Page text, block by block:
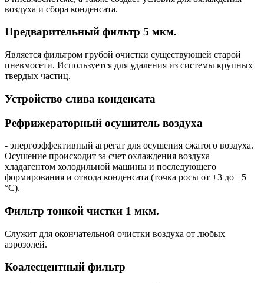
воздуха и сбора конденсата.
Предварительный фильтр 5 мкм.
Является фильтром грубой очистки существующей старой
пневмосети. Используется для удаления из системы крупных
твердых частиц.
Устройство слива конденсата
Рефрижераторный осушитель воздуха
- энергоэффективный агрегат для осушения сжатого воздуха.
Осушение происходит за счет охлаждения воздуха
хладагентом холодильной машины и последующего
формирования и отвода конденсата (точка росы от +3 до +5
°С).
Фильтр тонкой чистки 1 мкм.
Служит для окончательной очистки воздуха от любых
аэрозолей.
Коалесцентный фильтр